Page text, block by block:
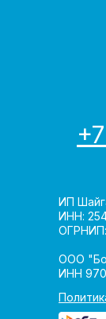
ИП
ИНН:
ООО
ИНН